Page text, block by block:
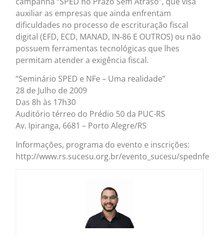
auxiliar as empresas que ainda enfrentam
dificuldades no processo de escrituração fiscal
digital (EFD, ECD, MANAD, IN-86 E OUTROS) ou não
possuem ferramentas tecnológicas que lhes
permitam atender a exigência fiscal.
“Seminário SPED e NFe – Uma realidade”
28 de Julho de 2009
Das 8h às 17h30
Auditório térreo do Prédio 50 da PUC-RS
Av. Ipiranga, 6681 – Porto Alegre/RS
Informações, programa do evento e inscrições:
http://www.rs.sucesu.org.br/evento_sucesu/spednfe